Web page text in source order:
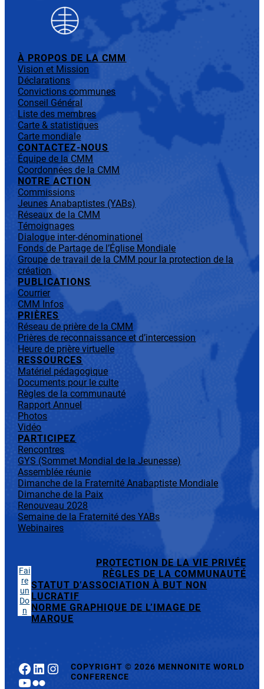
À PROPOS DE LA CMM
Vision et Mission
Déclarations
Convictions communes
Conseil Général
Liste des membres
Carte & statistiques
Carte mondiale
CONTACTEZ-NOUS
Équipe de la CMM
Coordonnées de la CMM
NOTRE ACTION
Commissions
Jeunes Anabaptistes (YABs)
Réseaux de la CMM
Témoignages
Dialogue inter-dénominationel
Fonds de Partage de l’Église Mondiale
Groupe de travail de la CMM pour la protection de la
création
PUBLICATIONS
Courrier
CMM Infos
PRIÈRES
Réseau de prière de la CMM
Prières de reconnaissance et d’intercession
Heure de prière virtuelle
RESSOURCES
Matériel pédagogique
Documents pour le culte
Règles de la communauté
Rapport Annuel
Photos
Vidéo
PARTICIPEZ
Rencontres
GYS (Sommet Mondial de la Jeunesse)
Assemblée réunie
Dimanche de la Fraternité Anabaptiste Mondiale
Dimanche de la Paix
Renouveau 2028
Semaine de la Fraternité des YABs
Webinaires
Fai
re
un
Do
n
PROTECTION DE LA VIE PRIVÉE
RÈGLES DE LA COMMUNAUTÉ
STATUT D’ASSOCIATION À BUT NON
LUCRATIF
NORME GRAPHIQUE DE L’IMAGE DE
MARQUE
Facebook
LinkedIn
Instagram
YouTube
Flickr
COPYRIGHT© 2026 MENNONITE WORLD
CONFERENCE